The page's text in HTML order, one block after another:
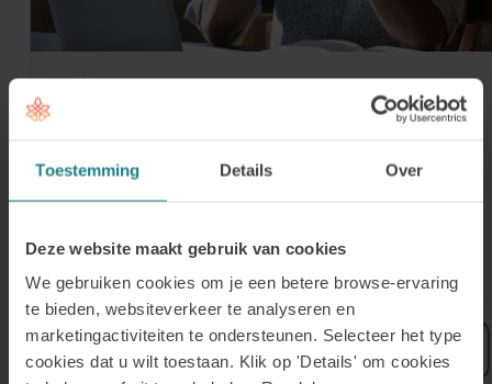
Toestemming Details Over
Deze website maakt gebruik van cookies
We gebruiken cookies om je een betere browse-ervaring
te bieden, websiteverkeer te analyseren en
marketingactiviteiten te ondersteunen. Selecteer het type
cookies dat u wilt toestaan. Klik op 'Details' om cookies
30 juli 2026
Meld je aan voor onze Online Open
Meld je aan voor de nieuwsbrief
Voornaam